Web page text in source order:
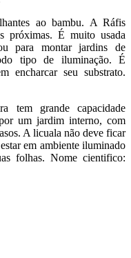
ao bambu. A Ráfis
próximas. É muito usada
para montar jardins de
tipo de iluminação. É
encharcar seu substrato.
tem grande capacidade
um jardim interno, com
A licuala não deve ficar
em ambiente iluminado
folhas. Nome cientifico: